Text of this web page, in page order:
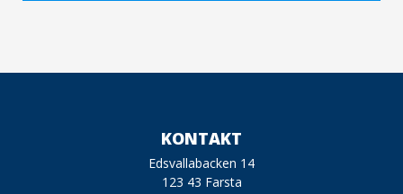
KONTAKT
Edsvallabacken 14
123 43 Farsta